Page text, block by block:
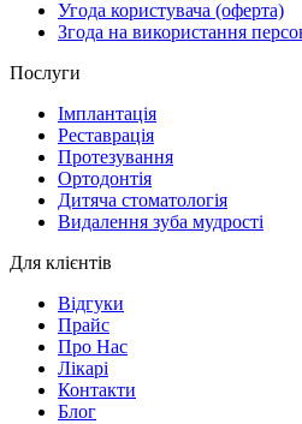
Угода користувача (оферта)
Згода на використання
Послуги
Імплантація
Реставрація
Протезування
Ортодонтія
Дитяча стоматологія
Видалення зуба мудрості
Для клієнтів
Відгуки
Прайс
Про Нас
Лікарі
Контакти
Блог